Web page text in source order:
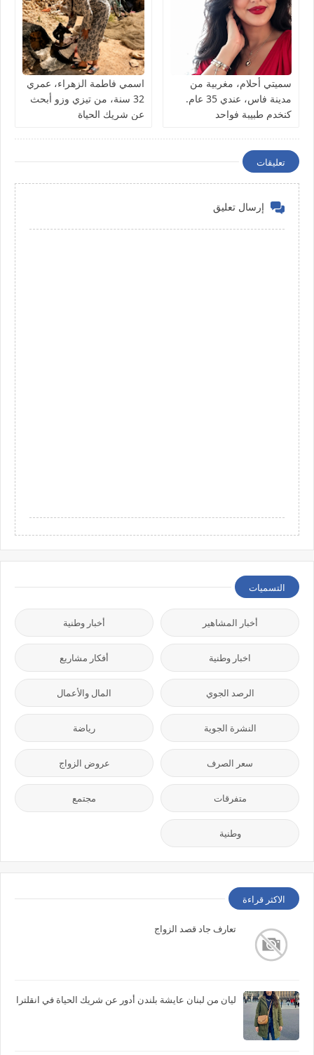
سميتي أحلام، مغربية من
مدينة فاس، عندي 35 عام.
كنخدم طبيبة فواحد
قيمة المرأة
اسمي فاطمة الزهراء، عمري
32 سنة، من تيزي وزو أبحث
عن شريك الحياة
تعليقات
إرسال تعليق
التسميات
أخبار المشاهير أخبار وطنية
اخبار وطنية أفكار مشاريع
الرصد الجوي المال والأعمال
النشرة الجوية رياضة
سعر الصرف عروض الزواج
متفرقات مجتمع
وطنية
الاكثر قراءة
تعارف جاد قصد الزواج
ليان من لبنان عايشة بلندن أدور عن شريك الحياة في انقلترا